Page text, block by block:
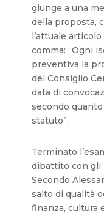
giunge a una
della proposta,
l’attuale
comma: “Ogni
preventiva la
del Consiglio
data di
secondo quanto
statuto”.
Terminato
dibattito con gli
Secondo
salto di qualità
finanza, cultura